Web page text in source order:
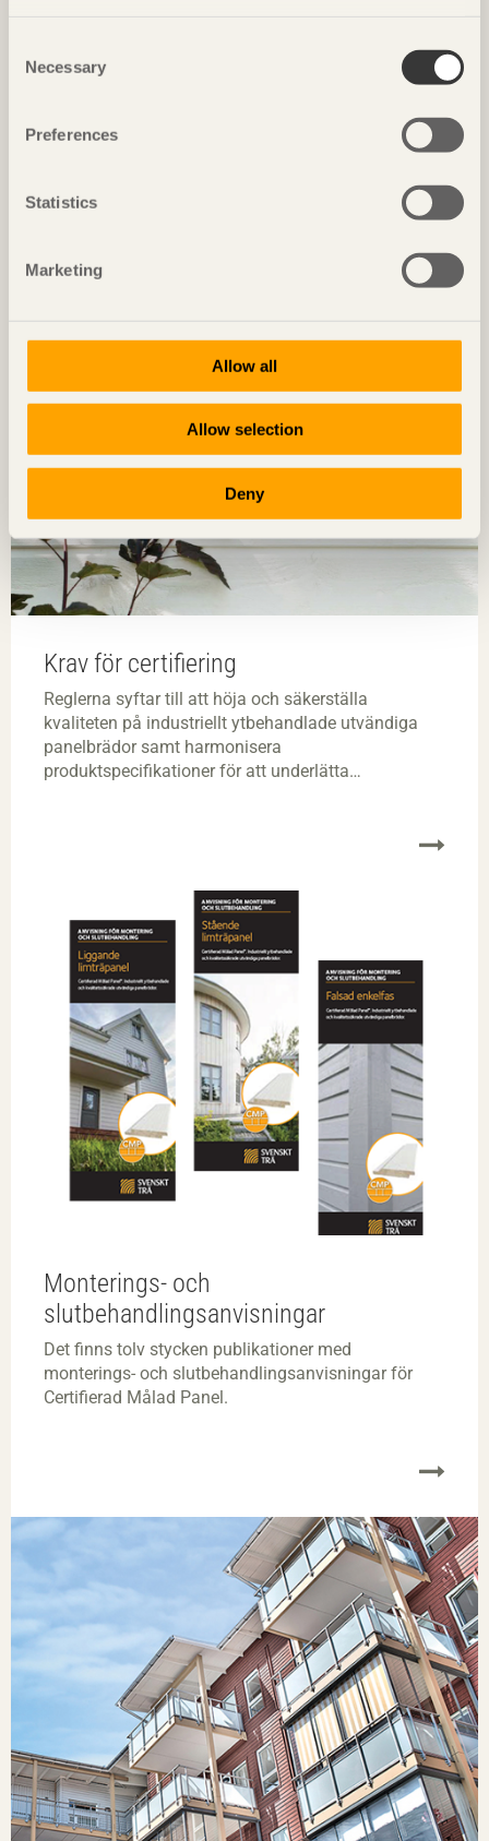
Selection
Necessary
Preferences
Statistics
Marketing
Allow all
Allow selection
Deny
Totalkostnaden för fasadprojekt blir lägre genom
Krav för certifiering
Reglerna syftar till att höja och säkerställa
kvaliteten på industriellt ytbehandlade utvändiga
panelbrädor samt harmonisera
produktspecifikationer för att underlätta
Monterings- och
slutbehandlingsanvisningar
Det finns tolv stycken publikationer med
monterings- och slutbehandlingsanvisningar för
Certifierad Målad Panel.